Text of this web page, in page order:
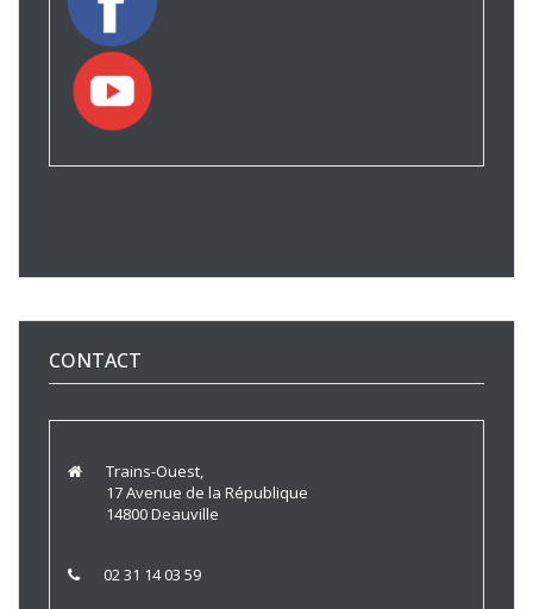
CONTACT
Trains-Ouest,
17 Avenue de la République
14800 Deauville
02 31 14 03 59